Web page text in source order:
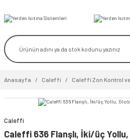
Anasayfa Caleffi Caleffi Zon Kontrol ve
Caleffi
Caleffi 636 Flanşlı, İki/üç Yollu,